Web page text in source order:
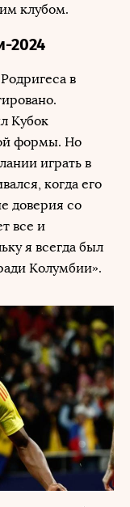
клубом.
2024
в
Кубок
формы. Но
играть в
когда его
доверия со
все и
я всегда был
Колумбии».